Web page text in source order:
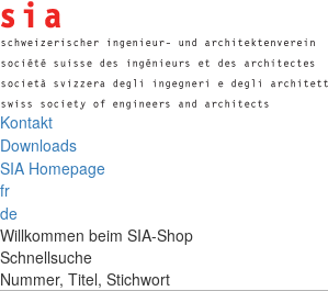
Kontakt
Downloads
SIA Homepage
fr
de
Willkommen beim SIA-Shop
Schnellsuche
Nummer, Titel, Stichwort